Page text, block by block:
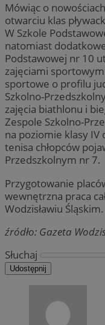
Mówiąc o
otwarciu klas
W Szkole
natomiast
Podstawowej nr 10
zajęciami
sportowe o profilu
Szkolno-
zajęcia biathlonu i
Zespole Szkolno-
na poziomie klasy
tenisa chłopców
Przedszkolnym nr 7.
Przygotowanie
wewnętrzna praca
Wodzisławiu Śląskim.
źródło: Gazeta
Słuchaj
Udostępnij